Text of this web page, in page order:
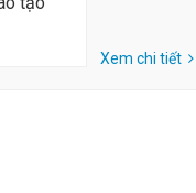
Xem chi tiết